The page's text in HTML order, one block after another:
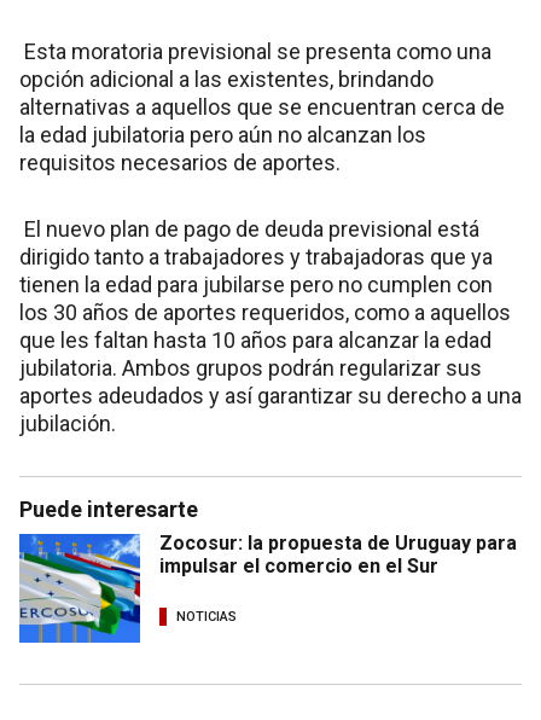
Esta moratoria previsional se presenta como una
opción adicional a las existentes, brindando
alternativas a aquellos que se encuentran cerca de
la edad jubilatoria pero aún no alcanzan los
requisitos necesarios de aportes.
El nuevo plan de pago de deuda previsional está
dirigido tanto a trabajadores y trabajadoras que ya
tienen la edad para jubilarse pero no cumplen con
los 30 años de aportes requeridos, como a aquellos
que les faltan hasta 10 años para alcanzar la edad
jubilatoria. Ambos grupos podrán regularizar sus
aportes adeudados y así garantizar su derecho a una
jubilación.
Puede interesarte
Zocosur: la propuesta de Uruguay para
impulsar el comercio en el Sur
NOTICIAS